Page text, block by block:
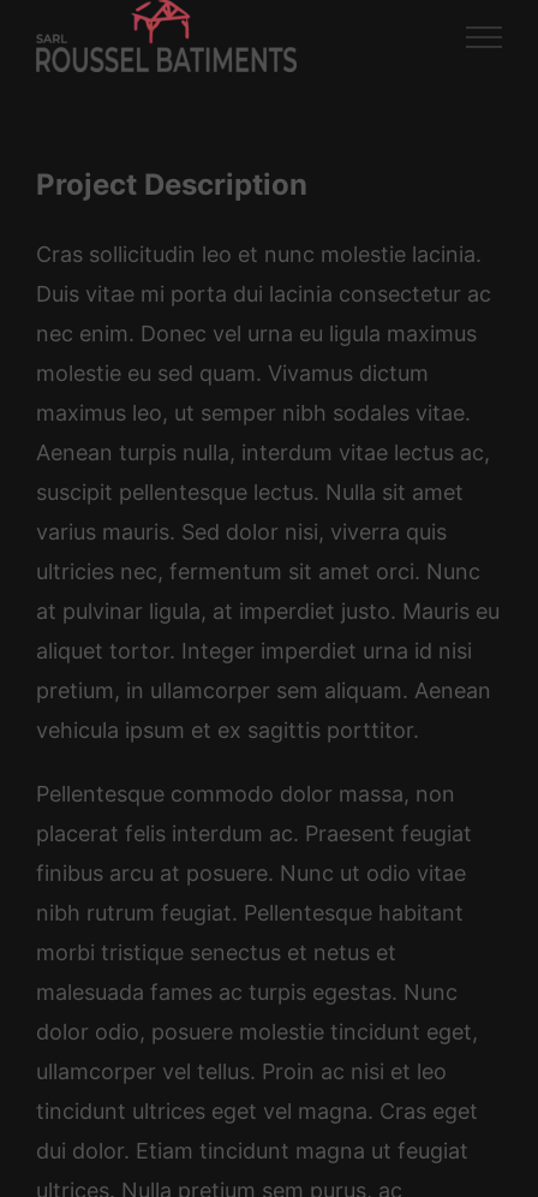
Project Description
Cras sollicitudin leo et nunc molestie lacinia.
Duis vitae mi porta dui lacinia consectetur ac
nec enim. Donec vel urna eu ligula maximus
molestie eu sed quam. Vivamus dictum
maximus leo, ut semper nibh sodales vitae.
Aenean turpis nulla, interdum vitae lectus ac,
suscipit pellentesque lectus. Nulla sit amet
varius mauris. Sed dolor nisi, viverra quis
ultricies nec, fermentum sit amet orci. Nunc
at pulvinar ligula, at imperdiet justo. Mauris eu
aliquet tortor. Integer imperdiet urna id nisi
pretium, in ullamcorper sem aliquam. Aenean
vehicula ipsum et ex sagittis porttitor.
Pellentesque commodo dolor massa, non
placerat felis interdum ac. Praesent feugiat
finibus arcu at posuere. Nunc ut odio vitae
nibh rutrum feugiat. Pellentesque habitant
morbi tristique senectus et netus et
malesuada fames ac turpis egestas. Nunc
dolor odio, posuere molestie tincidunt eget,
ullamcorper vel tellus. Proin ac nisi et leo
tincidunt ultrices eget vel magna. Cras eget
dui dolor. Etiam tincidunt magna ut feugiat
ultrices. Nulla pretium sem purus, ac